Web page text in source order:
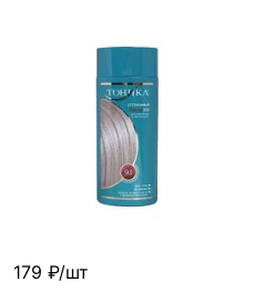
179 ₽/шт